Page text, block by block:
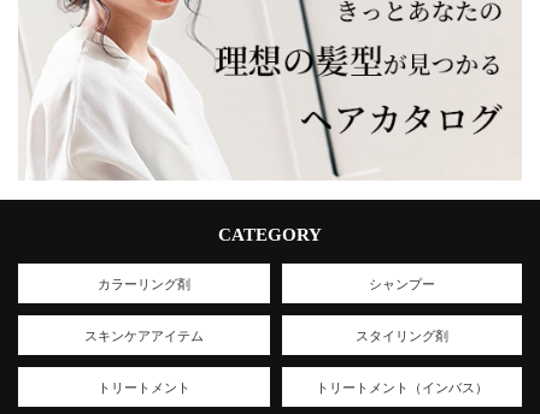
CATEGORY
カラーリング剤 シャンプー
スキンケアアイテム スタイリング剤
トリートメント トリートメント（インバス）